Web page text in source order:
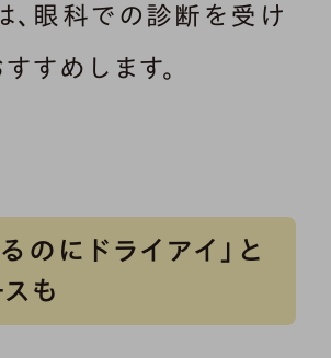
、眼科での診断を受け
すめします。
のにドライアイ」と
も